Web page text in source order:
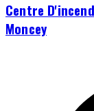
Centre
Moncey